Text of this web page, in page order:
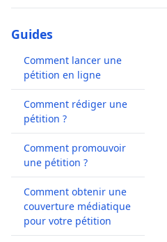
Guides
Comment lancer une
pétition en ligne
Comment rédiger une
pétition ?
Comment promouvoir
une pétition ?
Comment obtenir une
couverture médiatique
pour votre pétition